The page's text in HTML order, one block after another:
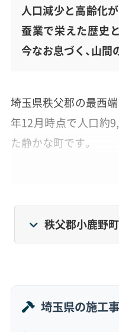
人口減少と高齢化
蚕業で栄えた歴史
今なお息づく、山間
埼玉県秩父郡の最西
年12月時点で人口約
た静かな町です。
が管理しきれない空
います。
歌舞伎」という独自
秩父郡小鹿野
埼玉県の施工